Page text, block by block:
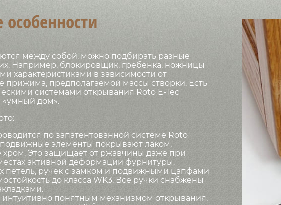
между собой, можно подбирать разные
Например, блокировщик, гребенка, ножницы
характеристиками в зависимости от
прижима, предполагаемой массы створки. Есть
системами открывания Roto E-Tec
«умный дом».
по запатентованной системе Roto
подвижные элементы покрывают лаком,
хром. Это защищает от ржавчины даже при
активной деформации фурнитуры.
петель, ручек с замком и подвижными цапфами
до класса WK3. Все ручки снабжены
интуитивно понятным механизмом открывания.